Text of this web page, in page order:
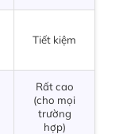
Tiết kiệm
Rất cao
(cho mọi
trường
hợp)